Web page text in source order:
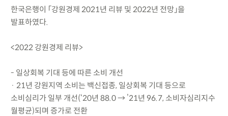
한국은행이 「강원경제 2021년 리뷰 및 2022년 전망」을
발표하였다.
<2022 강원경제 리뷰>
- 일상회복 기대 등에 따른 소비 개선
· 21년 강원지역 소비는 백신접종, 일상회복 기대 등으로
소비심리가 일부 개선(‘20년 88.0 → ’21년 96.7, 소비자심리지수
월평균)되며 증가로 전환